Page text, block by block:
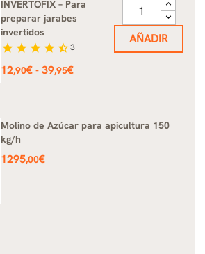
INVERTOFIX – Para
preparar jarabes
invertidos
star star star star star_half3
Precio
12,90€ - 39,95€
AÑADIR
Molino de Azúcar para apicultura 150
kg/h
Precio
1295,00€